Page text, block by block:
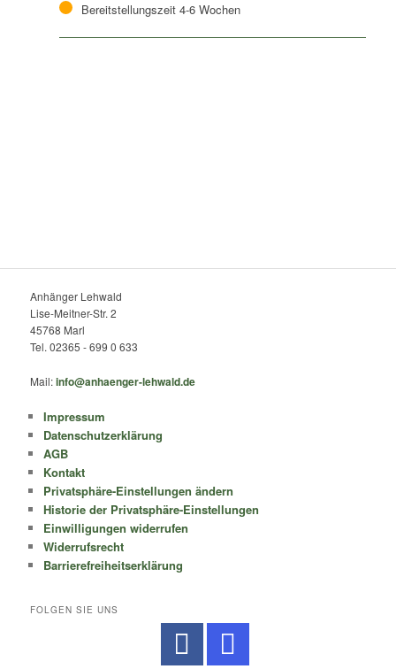
Bereitstellungszeit 4-6 Wochen
Anhänger Lehwald
Lise-Meitner-Str. 2
45768 Marl
Tel. 02365 - 699 0 633
Mail:info@anhaenger-lehwald.de
Impressum
Datenschutzerklärung
AGB
Kontakt
Privatsphäre-Einstellungen ändern
Historie der Privatsphäre-Einstellungen
Einwilligungen widerrufen
Widerrufsrecht
Barrierefreiheitserklärung
FOLGEN SIE UNS